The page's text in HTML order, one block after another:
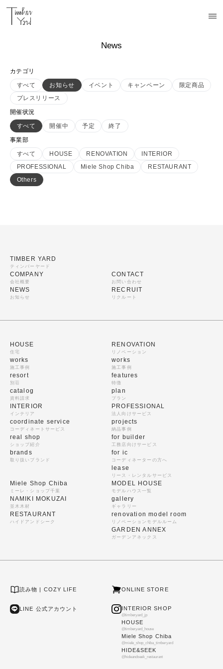
News
カテゴリ
すべて
お知らせ イベント キャンペーン
限定商品
プレスリリース
開催状況
すべて
開催中 予定
終了
事業部
すべて
HOUSE RENOVATION
INTERIOR
PROFESSIONAL
Miele Shop Chiba
RESTAURANT
Others
TIMBER YARD
ティンバーヤード
COMPANY
会社概要
NEWS
お知らせ
CONTACT
お問い合わせ
RECRUIT
リクルート
HOUSE
住宅
works
施工事例
resort
別荘
catalog
資料請求
RENOVATION
リノベーション
works
施工事例
features
特徴
plan
プラン
INTERIOR
インテリア
coordinate service
コーディネートサービス
real shop
ショップ紹介
brands
取り扱いブランド
PROFESSIONAL
法人向けサービス
projects
納品事例
for builder
工務店向けサービス
for ic
コーディネーターの方へ
lease
リース・レンタルサービス
Miele Shop Chiba
ミーレ・ショップ千葉
NAMIKI MOKUZAI
並木木材
RESTAURANT
ハイドアンドシーク
MODEL HOUSE
モデルハウス一覧
gallery
ギャラリー
renovation model room
リノベーションモデルルーム
GARDEN ANNEX
ガーデンアネックス
読み物 | COZY LIFE ONLINE STORE
LINE 公式アカウント INTERIOR SHOP
@timberyard_jp
HOUSE
@timberyard_house
Miele Shop Chiba
@miele_shop_chiba_timberyard
HIDE&SEEK
@hideandseek_restaurant